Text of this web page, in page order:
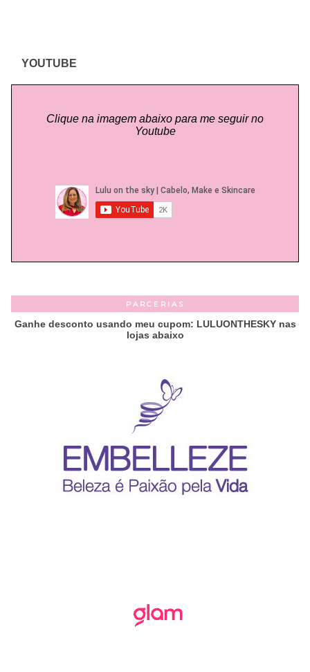
YOUTUBE
Clique na imagem abaixo para me seguir no
Youtube
PARCERIAS
Ganhe desconto usando meu cupom: LULUONTHESKY nas
lojas abaixo